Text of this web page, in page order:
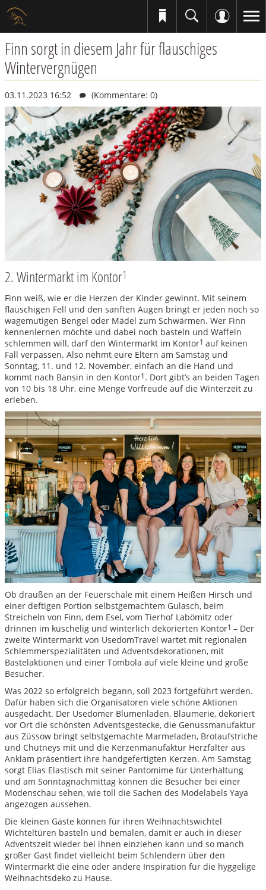
Finn sorgt in diesem Jahr für flauschiges
Wintervergnügen
03.11.2023 16:52 (Kommentare: 0)
2. Wintermarkt im Kontor1
Finn weiß, wie er die Herzen der Kinder gewinnt. Mit seinem
flauschigen Fell und den sanften Augen bringt er jeden noch so
wagemutigen Bengel oder Mädel zum Schwärmen. Wer Finn
kennenlernen möchte und dabei noch basteln und Waffeln
schlemmen will, darf den Wintermarkt im Kontor1 auf keinen
Fall verpassen. Also nehmt eure Eltern am Samstag und
Sonntag, 11. und 12. November, einfach an die Hand und
kommt nach Bansin in den Kontor1 . Dort gibt’s an beiden Tagen
von 10 bis 18 Uhr, eine Menge Vorfreude auf die Winterzeit zu
erleben.
Ob draußen an der Feuerschale mit einem Heißen Hirsch und
einer deftigen Portion selbstgemachtem Gulasch, beim
Streicheln von Finn, dem Esel, vom Tierhof Labömitz oder
drinnen im kuschelig und winterlich dekorierten Kontor1 – Der
zweite Wintermarkt von UsedomTravel wartet mit regionalen
Schlemmerspezialitäten und Adventsdekorationen, mit
Bastelaktionen und einer Tombola auf viele kleine und große
Besucher.
Was 2022 so erfolgreich begann, soll 2023 fortgeführt werden.
Dafür haben sich die Organisatoren viele schöne Aktionen
ausgedacht. Der Usedomer Blumenladen, Blaumerie, dekoriert
vor Ort die schönsten Adventsgestecke, die Genussmanufaktur
aus Züssow bringt selbstgemachte Marmeladen, Brotaufstriche
und Chutneys mit und die Kerzenmanufaktur Herzfalter aus
Anklam präsentiert ihre handgefertigten Kerzen. Am Samstag
sorgt Elias Elastisch mit seiner Pantomime für Unterhaltung
und am Sonntagnachmittag können die Besucher bei einer
Modenschau sehen, wie toll die Sachen des Modelabels Yaya
angezogen aussehen.
Die kleinen Gäste können für ihren Weihnachtswichtel
Wichteltüren basteln und bemalen, damit er auch in dieser
Adventszeit wieder bei ihnen einziehen kann und so manch
großer Gast findet vielleicht beim Schlendern über den
Wintermarkt die eine oder andere Inspiration für die hyggelige
Weihnachtsdeko zu Hause.